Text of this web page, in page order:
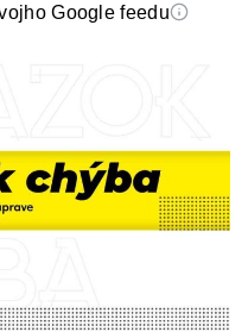
Google feedu